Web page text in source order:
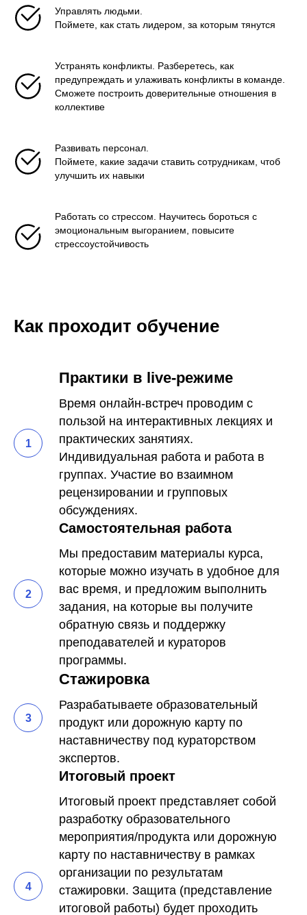
Управлять людьми.
Поймете, как стать лидером, за которым тянутся
Устранять конфликты. Разберетесь, как
предупреждать и улаживать конфликты в команде.
Сможете построить доверительные отношения в
коллективе
Развивать персонал.
Поймете, какие задачи ставить сотрудникам, чтоб
улучшить их навыки
Работать со стрессом. Научитесь бороться с
эмоциональным выгоранием, повысите
стрессоустойчивость
Как проходит обучение
Практики в live-режиме
Время онлайн-встреч проводим с
пользой на интерактивных лекциях и
практических занятиях.
Индивидуальная работа и работа в
группах. Участие во взаимном
рецензировании и групповых
обсуждениях.
Самостоятельная работа
Мы предоставим материалы курса,
которые можно изучать в удобное для
вас время, и предложим выполнить
задания, на которые вы получите
обратную связь и поддержку
преподавателей и кураторов
программы.
Стажировка
Разрабатываете образовательный
продукт или дорожную карту по
наставничеству под кураторством
экспертов.
Итоговый проект
Итоговый проект представляет собой
разработку образовательного
мероприятия/продукта или дорожную
карту по наставничеству в рамках
организации по результатам
стажировки. Защита (представление
итоговой работы) будет проходить